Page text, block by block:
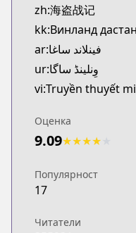
zh:海盗战记
kk:Винланд
ar:فينلاند ساغا
ur:وِنلینڈ ساگا
vi:Truyền thuyết
Оценка
9.09★★★★
Популярност
17
Читатели